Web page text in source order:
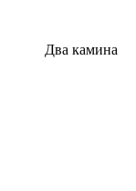
Два камина